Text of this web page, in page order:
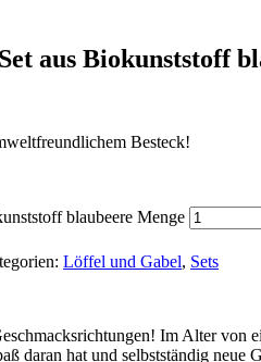
aus Biokunststoff
Besteck!
blaubeere Menge
Löffel und Gabel, Sets
Im Alter von
daran hat und selbstständig neue